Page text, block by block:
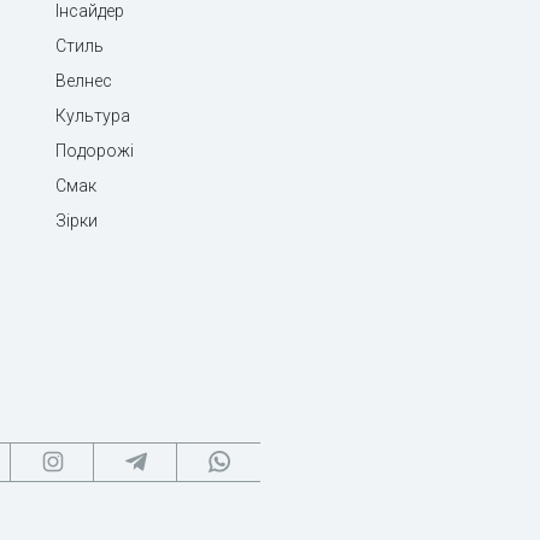
Інсайдер
Стиль
Велнес
Культура
Подорожі
Смак
Зірки